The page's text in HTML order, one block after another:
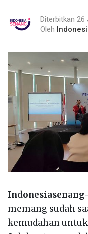
Diterbitkan 26
Oleh
memang sudah
kemudahan